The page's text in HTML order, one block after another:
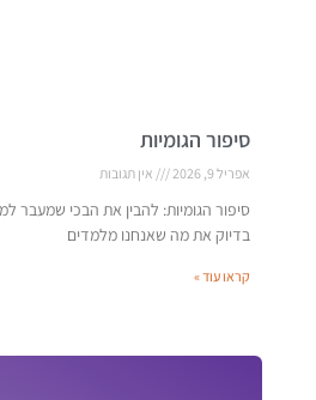
סיפור הגומיות
אפריל 9, 2026 אין תגובות
סיפור הגומיות: להבין את הבכי שמעבר
בדיוק את מה שאנחנו מלמדים
קראו עוד »